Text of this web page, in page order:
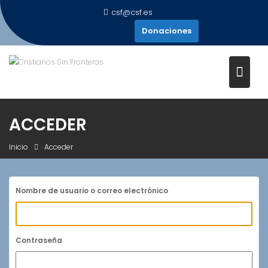
Saltar
al
contenido
csf@csf.es
Donaciones
ACCEDER
Inicio Acceder
Nombre de usuario o correo electrónico
Contraseña